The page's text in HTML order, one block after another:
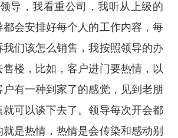
导，我看重公司，我听从上级的
会安排好每个人的工作内容，每
我们该怎么销售，我按照领导的办
楼，比如，客户进门要热情，以
有一种到家了的感觉，见到老朋
可以谈下去了。领导每次开会都
是热情，热情是会传染和感动别